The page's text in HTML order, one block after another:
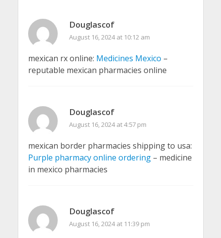
Douglascof
August 16, 2024 at 10:12 am
mexican rx online: Medicines Mexico –
reputable mexican pharmacies online
Douglascof
August 16, 2024 at 4:57 pm
mexican border pharmacies shipping to usa:
Purple pharmacy online ordering– medicine
in mexico pharmacies
Douglascof
August 16, 2024 at 11:39 pm